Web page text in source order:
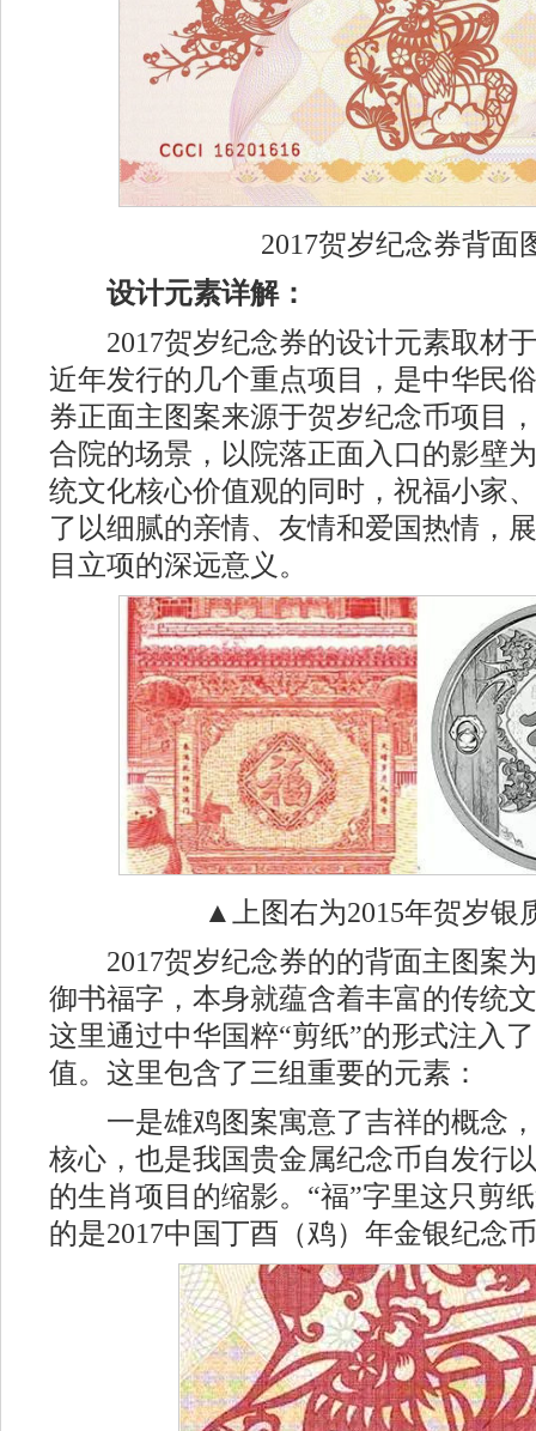
2017贺岁纪念券背面
设计元素详解：
2017贺岁纪念券的设计元素取材
近年发行的几个重点项目，是中华民
券正面主图案来源于贺岁纪念币项目
合院的场景，以院落正面入口的影壁
统文化核心价值观的同时，祝福小家
了以细腻的亲情、友情和爱国热情，
目立项的深远意义。
▲上图右为2015年贺岁银
2017贺岁纪念券的的背面主图案
御书福字，本身就蕴含着丰富的传统
这里通过中华国粹“剪纸”的形式注入
值。这里包含了三组重要的元素：
一是雄鸡图案寓意了吉祥的概念，
核心，也是我国贵金属纪念币自发行
的生肖项目的缩影。“福”字里这只剪
的是2017中国丁酉（鸡）年金银纪念